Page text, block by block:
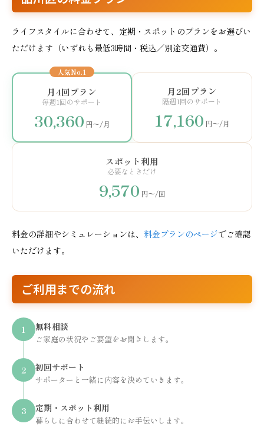
ライフスタイルに合わせて、定期・スポットのプランをお選びい
ただけます（いずれも最低3時間・税込／別途交通費）。
人気No.1
月4回プラン
毎週1回のサポート
30,360 円〜/月
月2回プラン
隔週1回のサポート
17,160 円〜/月
スポット利用
必要なときだけ
9,570 円〜/回
料金の詳細やシミュレーションは、 料金プランのページでご確認
いただけます。
ご利用までの流れ
1 無料相談
ご家庭の状況やご要望をお聞きします。
2 初回サポート
サポーターと一緒に内容を決めていきます。
3 定期・スポット利用
暮らしに合わせて継続的にお手伝いします。